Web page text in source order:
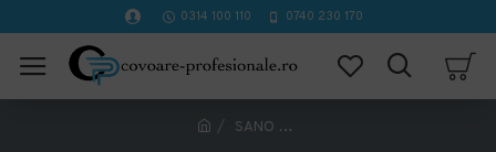
0314 100 110 0740 230 170
SANO MAXIMA BIO COLOR DETERGENT PUDRA, 3.25 Kg